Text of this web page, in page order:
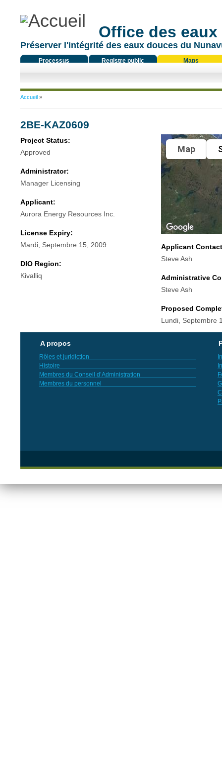
Office des
Préserver l'intégrité des eaux douces du
Processus
Registre public Maps
Vous êtes ici
Accueil»
2BE-KAZ0609
Project Status:
Approved
Administrator:
Manager Licensing
Applicant:
Aurora Energy Resources Inc.
License Expiry:
Mardi, Septembre 15, 2009
DIO Region:
Kivalliq
Map
Applicant
Steve Ash
Administrative
Steve Ash
Proposed
Lundi, Septembre
A propos
Rôles et juridiction
Histoire
Membres du Conseil d’Administration
Membres du personnel